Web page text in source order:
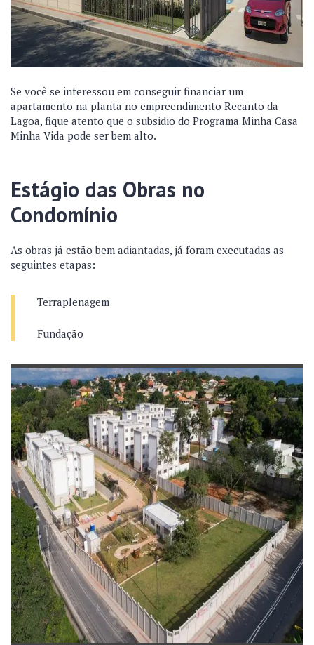
Se você se interessou em conseguir financiar um
apartamento na planta no empreendimento Recanto da
Lagoa, fique atento que o subsidio do Programa Minha Casa
Minha Vida pode ser bem alto.
Estágio das Obras no
Condomínio
As obras já estão bem adiantadas, já foram executadas as
seguintes etapas:
Terraplenagem
Fundação